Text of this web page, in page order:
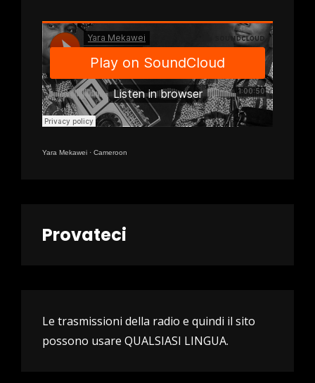
Yara Mekawei · Cameroon
Provateci
Le trasmissioni della radio e quindi il sito
possono usare QUALSIASI LINGUA.